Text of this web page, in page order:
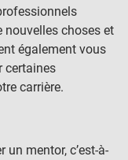
nouvelles choses et
également vous
certaines
carrière.
mentor, c’est-à-